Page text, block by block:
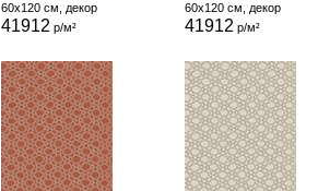
60x120 см, декор
41912 р/м²
60x120 см, декор
41912 р/м²